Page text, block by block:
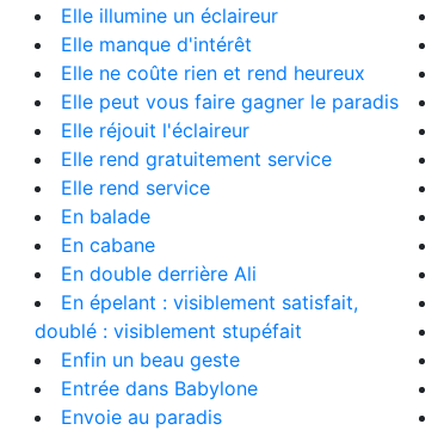
Elle illumine un éclaireur
Elle manque d'intérêt
Elle ne coûte rien et rend heureux
Elle peut vous faire gagner le paradis
Elle réjouit l'éclaireur
Elle rend gratuitement service
Elle rend service
En balade
En cabane
En double derrière Ali
En épelant : visiblement satisfait,
doublé : visiblement stupéfait
Enfin un beau geste
Entrée dans Babylone
Envoie au paradis